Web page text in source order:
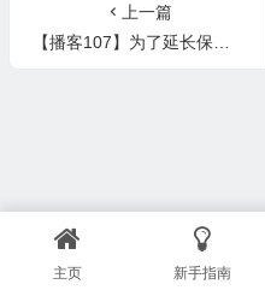
上一篇
【播客107】为了延长保质期而在农产品上使用的有毒蜡、防腐剂和化学品——食物浪费问题
主页 新手指南